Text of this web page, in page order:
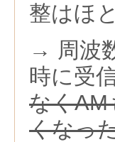
整はほ
→ 周波
時に受
なくAM
くなっ